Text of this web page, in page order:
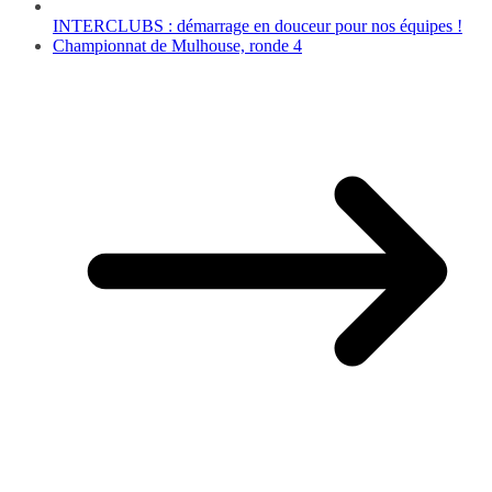
INTERCLUBS : démarrage en douceur pour nos équipes !
Championnat de Mulhouse, ronde 4